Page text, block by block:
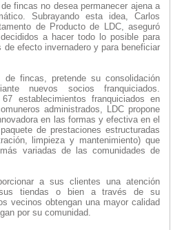
fincas no desea permanecer ajena a
Subrayando esta idea, Carlos
de Producto de LDC, aseguró
a hacer todo lo posible para
efecto invernadero y para beneficiar
de fincas, pretende su consolidación
nuevos socios franquiciados.
establecimientos franquiciados en
administrados, LDC propone
en las formas y efectiva en el
de prestaciones estructuradas
limpieza y mantenimiento) que
variadas de las comunidades de
a sus clientes una atención
tiendas o bien a través de su
vecinos obtengan una mayor calidad
por su comunidad.